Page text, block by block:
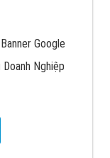
Google
Nghiệp